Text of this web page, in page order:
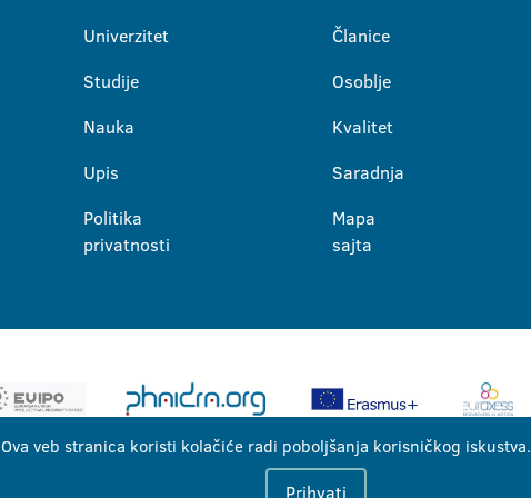
Univerzitet
Studije
Nauka
Upis
Politika
privatnosti
Članice
Osoblje
Kvalitet
Saradnja
Mapa
sajta
Univerzitet u Banjoj Luci © 2026
Ova veb stranica koristi kolačiće radi poboljšanja korisničkog iskustva.
Prihvati